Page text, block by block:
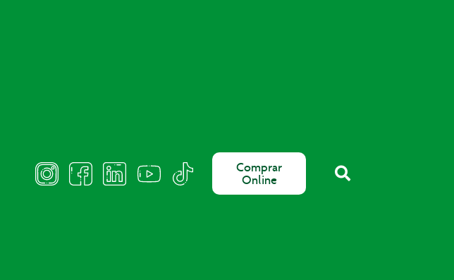
Comprar
Online